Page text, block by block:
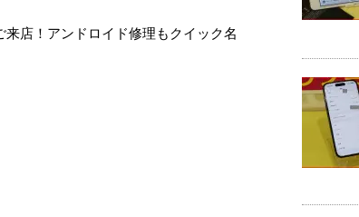
店！アンドロイド修理もクイック名